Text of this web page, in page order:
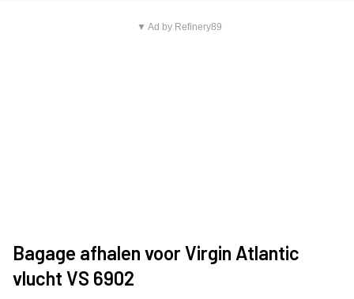
▼ Ad by Refinery89
Bagage afhalen voor Virgin Atlantic
vlucht VS 6902